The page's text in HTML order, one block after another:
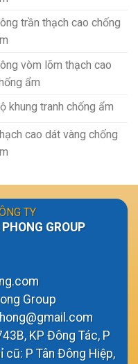
trần thạch cao chống
vòm lõm thạch cao
ẩm
khung tranh chống ẩm
cao dát vàng chống
TY
GROUP
Group
KP Đông Tác, P
cũ: P Tân Đông Hiệp,